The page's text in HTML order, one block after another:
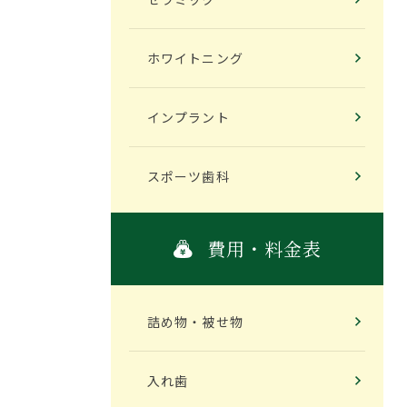
ホワイトニング
インプラント
スポーツ歯科
費用・料金表
詰め物・被せ物
入れ歯